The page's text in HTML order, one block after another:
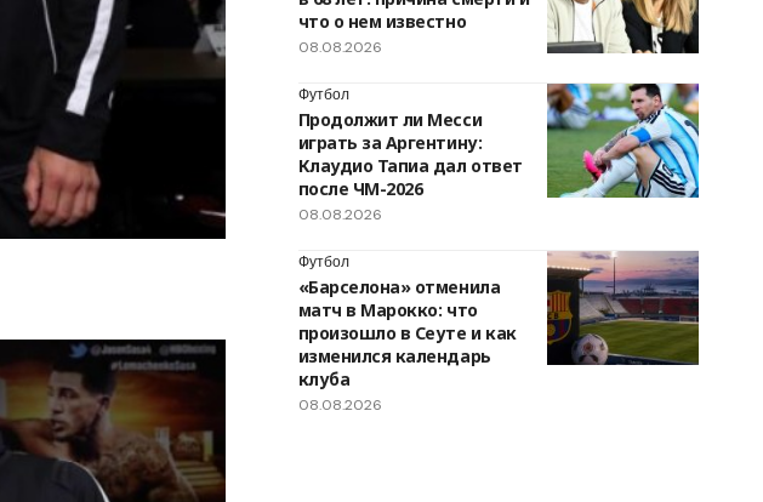
что о нем известно
08.08.2026
Футбол
Продолжит ли Месси
играть за Аргентину:
Клаудио Тапиа дал ответ
после ЧМ-2026
08.08.2026
Футбол
«Барселона» отменила
матч в Марокко: что
произошло в Сеуте и как
изменился календарь
клуба
08.08.2026